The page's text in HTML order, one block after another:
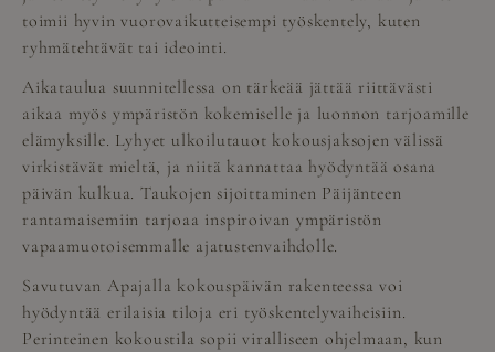
toimii hyvin vuorovaikutteisempi työskentely, kuten
ryhmätehtävät tai ideointi.
Aikataulua suunnitellessa on tärkeää jättää riittävästi
aikaa myös ympäristön kokemiselle ja luonnon tarjoamille
elämyksille. Lyhyet ulkoilutauot kokousjaksojen välissä
virkistävät mieltä, ja niitä kannattaa hyödyntää osana
päivän kulkua. Taukojen sijoittaminen Päijänteen
rantamaisemiin tarjoaa inspiroivan ympäristön
vapaamuotoisemmalle ajatustenvaihdolle.
Savutuvan Apajalla kokouspäivän rakenteessa voi
hyödyntää erilaisia tiloja eri työskentelyvaiheisiin.
Perinteinen kokoustila sopii viralliseen ohjelmaan, kun